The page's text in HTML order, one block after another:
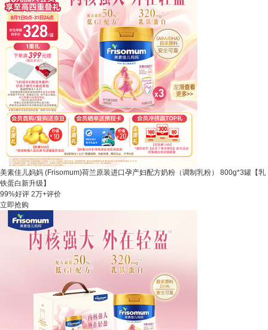
美素佳儿妈妈 (Frisomum)荷兰原装进口孕产妇配方奶粉（调制乳粉） 800g*3罐【乳
铁蛋白新升级】
99%好评 2万+评价
立即抢购